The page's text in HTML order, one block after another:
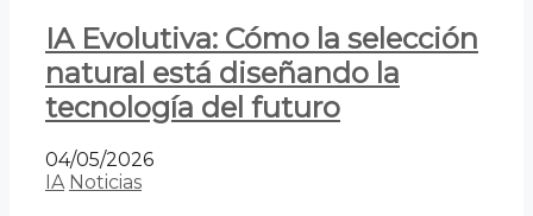
IA Evolutiva: Cómo la selección
natural está diseñando la
tecnología del futuro
04/05/2026
IA Noticias